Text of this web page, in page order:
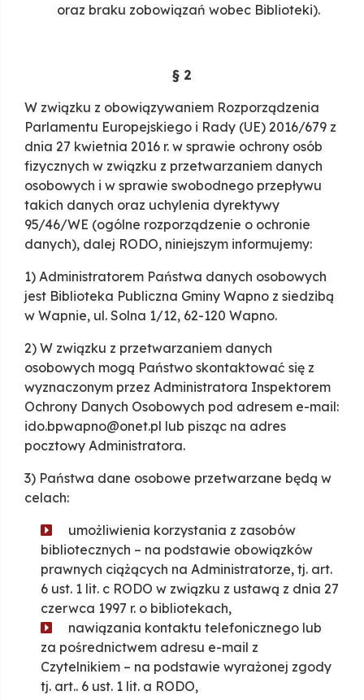
oraz braku zobowiązań wobec Biblioteki).
§ 2
W związku z obowiązywaniem Rozporządzenia
Parlamentu Europejskiego i Rady (UE) 2016/679 z
dnia 27 kwietnia 2016 r. w sprawie ochrony osób
fizycznych w związku z przetwarzaniem danych
osobowych i w sprawie swobodnego przepływu
takich danych oraz uchylenia dyrektywy
95/46/WE (ogólne rozporządzenie o ochronie
danych), dalej RODO, niniejszym informujemy:
1) Administratorem Państwa danych osobowych
jest Biblioteka Publiczna Gminy Wapno z siedzibą
w Wapnie, ul. Solna 1/12, 62-120 Wapno.
2) W związku z przetwarzaniem danych
osobowych mogą Państwo skontaktować się z
wyznaczonym przez Administratora Inspektorem
Ochrony Danych Osobowych pod adresem e-mail:
ido.bpwapno@onet.pl lub pisząc na adres
pocztowy Administratora.
3) Państwa dane osobowe przetwarzane będą w
celach:
umożliwienia korzystania z zasobów
bibliotecznych – na podstawie obowiązków
prawnych ciążących na Administratorze, tj. art.
6 ust. 1 lit. c RODO w związku z ustawą z dnia 27
czerwca 1997 r. o bibliotekach,
nawiązania kontaktu telefonicznego lub
za pośrednictwem adresu e-mail z
Czytelnikiem – na podstawie wyrażonej zgody
tj. art.. 6 ust. 1 lit. a RODO,